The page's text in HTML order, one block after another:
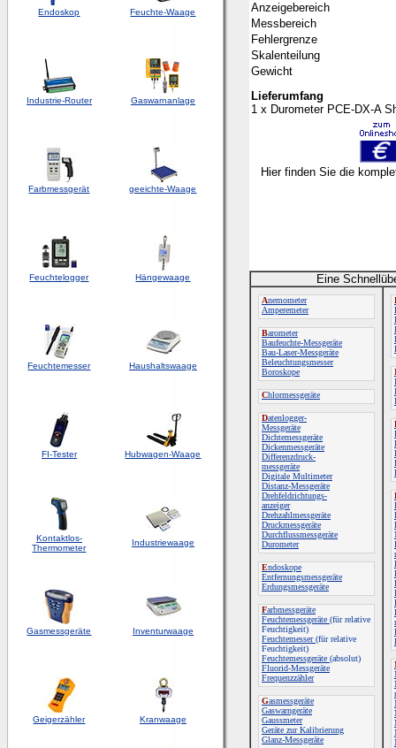
Endoskop Feuchte-Waage
Industrie-Router Gaswarnanlage
Farbmessgerät geeichte-Waage
Feuchtelogger Hängewaage
Feuchtemesser Haushaltswaage
FI-Tester Hubwagen-Waage
Kontaktlos-
Thermometer
Industriewaage
Gasmessgeräte Inventurwaage
Geigerzähler Kranwaage
Anzeigebereich
Messbereich
Fehlergrenze
Skalenteilung
Gewicht
Lieferumfang
1 x Durometer PCE-DX-A
Hier finden Sie die
Eine
Anemometer
Amperemeter
Barometer
Baufeuchte-Messgeräte
Bau-Laser-Messgeräte
Beleuchtungsmesser
Boroskope
Chlormessgeräte
Datenlogger-
Messgeräte
Dichtemessgeräte
Dickenmessgeräte
Differenzdruck-
messgeräte
Digitale Multimeter
Distanz-Messgeräte
Drehfeldrichtungs-
anzeiger
Drehzahlmessgeräte
Druckmessgeräte
Durchflussmessgeräte
Durometer
Endoskope
Entfernungsmessgeräte
Erdungsmessgeräte
Farbmessgeräte
Feuchtemessgeräte (für relative
Feuchtigkeit)
Feuchtemesser(für relative
Feuchtigkeit)
Feuchtemessgeräte (absolut)
Fluorid-Messgeräte
Frequenzzähler
Gasmessgeräte
Gaswarngeräte
Gaussmeter
Geräte zur Kalibrierung
Glanz-Messgeräte